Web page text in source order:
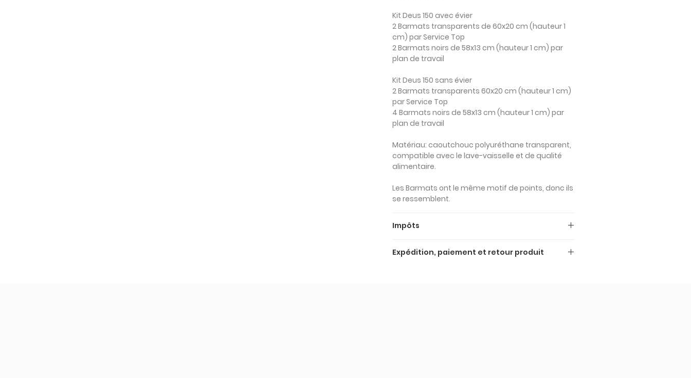
Kit Deus 150 avec évier
2 Barmats transparents de 60x20 cm (hauteur 1
cm) par Service Top
2 Barmats noirs de 58x13 cm (hauteur 1 cm) par
plan de travail
Kit Deus 150 sans évier
2 Barmats transparents 60x20 cm (hauteur 1 cm)
par Service Top
4 Barmats noirs de 58x13 cm (hauteur 1 cm) par
plan de travail
Matériau: caoutchouc polyuréthane transparent,
compatible avec le lave-vaisselle et de qualité
alimentaire.
Les Barmats ont le même motif de points, donc ils
se ressemblent.
Impôts
Expédition, paiement et retour produit